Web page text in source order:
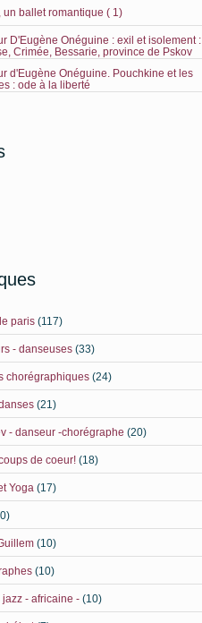
un ballet romantique ( 1)
D'Eugène Onéguine : exil et isolement :
Crimée, Bessarie, province de Pskov
d'Eugène Onéguine. Pouchkine et les
: ode à la liberté
paris (117)
- danseuses (33)
chorégraphiques (24)
(21)
- danseur -chorégraphe (20)
de coeur! (18)
Yoga (17)
(10)
(10)
- africaine - (10)